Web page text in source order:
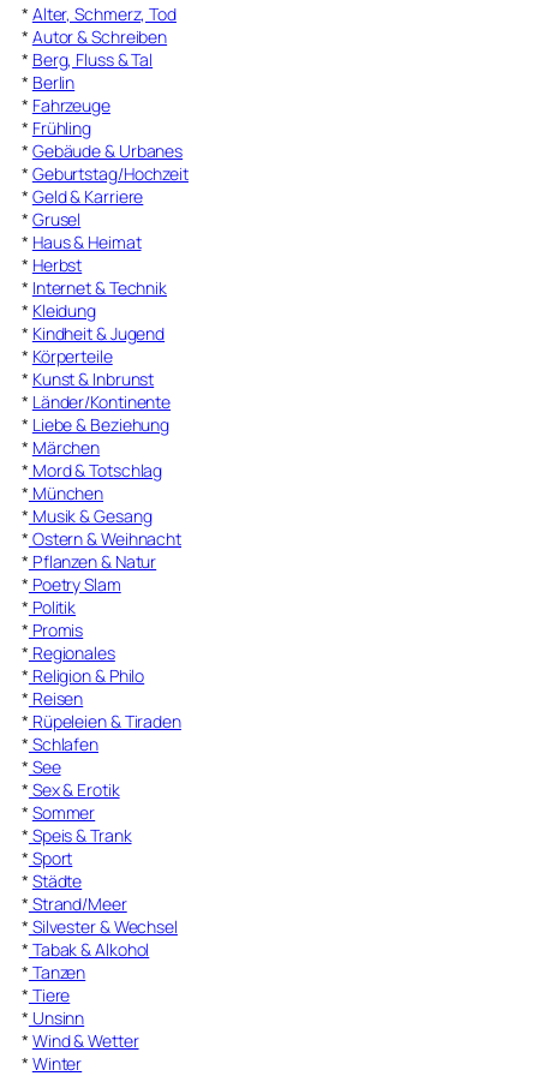
* Alter, Schmerz, Tod
* Autor & Schreiben
* Berg, Fluss & Tal
* Berlin
* Fahrzeuge
* Frühling
* Gebäude & Urbanes
* Geburtstag/Hochzeit
* Geld & Karriere
* Grusel
* Haus & Heimat
* Herbst
* Internet & Technik
* Kleidung
* Kindheit & Jugend
* Körperteile
* Kunst & Inbrunst
* Länder/Kontinente
* Liebe & Beziehung
* Märchen
* Mord & Totschlag
* München
* Musik & Gesang
* Ostern & Weihnacht
* Pflanzen & Natur
* Poetry Slam
* Politik
* Promis
* Regionales
* Religion & Philo
* Reisen
* Rüpeleien & Tiraden
* Schlafen
* See
* Sex & Erotik
* Sommer
* Speis & Trank
* Sport
* Städte
* Strand/Meer
* Silvester & Wechsel
* Tabak & Alkohol
* Tanzen
* Tiere
* Unsinn
* Wind & Wetter
* Winter